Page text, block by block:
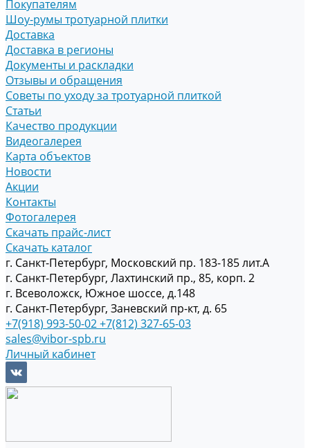
Покупателям
Шоу-румы тротуарной плитки
Доставка
Доставка в регионы
Документы и раскладки
Отзывы и обращения
Советы по уходу за тротуарной плиткой
Статьи
Качество продукции
Видеогалерея
Карта объектов
Новости
Акции
Контакты
Фотогалерея
Скачать прайс-лист
Скачать каталог
г. Санкт-Петербург, Московский пр. 183-185 лит.А
г. Санкт-Петербург, Лахтинский пр., 85, корп. 2
г. Всеволожск, Южное шоссе, д.148
г. Санкт-Петербург, Заневский пр-кт, д. 65
+7(918) 993-50-02+7(812) 327-65-03
sales@vibor-spb.ru
Личный кабинет